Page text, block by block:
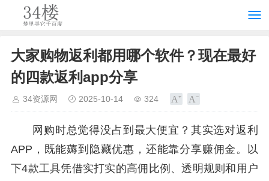
大家购物返利都用哪个软件？现在最好
的四款返利app分享
34资源网 2025-10-14 324
网购时总觉得没占到最大便宜？其实选对返利
APP，既能薅到隐藏优惠，还能靠分享赚佣金。以
下4款工具凭借实打实的高佣比例、透明规则和用户